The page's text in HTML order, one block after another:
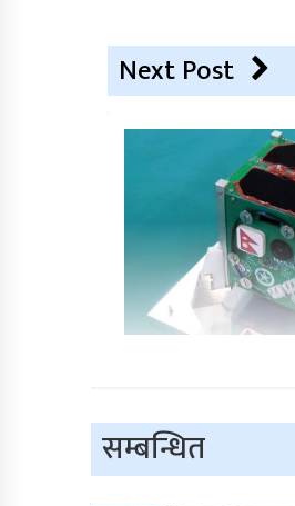
Next Post
सम्बन्धित